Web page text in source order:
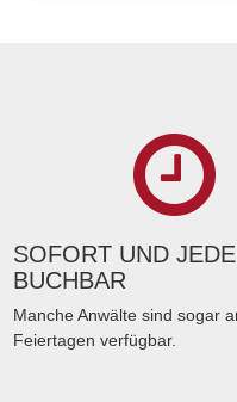
SOFORT UND
BUCHBAR
Manche Anwälte sind sogar
Feiertagen verfügbar.